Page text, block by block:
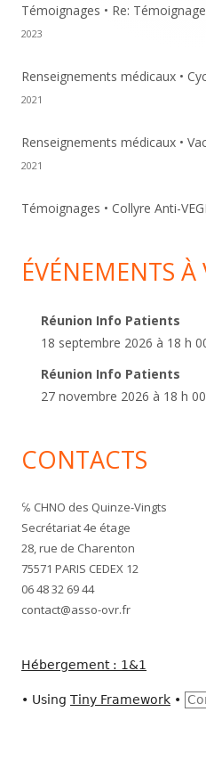
Témoignages • Re:
2023
Renseignements médicaux •
2021
Renseignements médicaux •
2021
Témoignages • Collyre Anti-
ÉVÉNEMENTS À
Réunion Info Patients
18 septembre 2026 à 18 h
Réunion Info Patients
27 novembre 2026 à 18 h
CONTACTS
℅ CHNO des Quinze-Vingts
Secrétariat 4e étage
28, rue de Charenton
75571 PARIS CEDEX 12
06 48 32 69 44
contact@asso-ovr.fr
Hébergement : 1&1
• Using Tiny Framework •